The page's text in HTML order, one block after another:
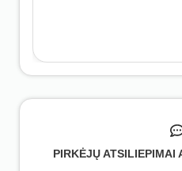
PIRKĖJŲ ATSILIEPIMAI